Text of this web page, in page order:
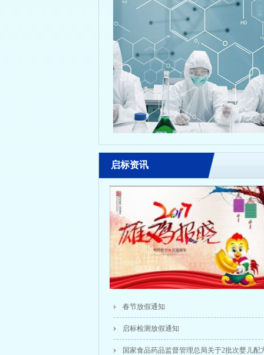
启标资讯
春节放假通知
启标检测放假通知
国家食品药品监督管理总局关于2批次婴儿配